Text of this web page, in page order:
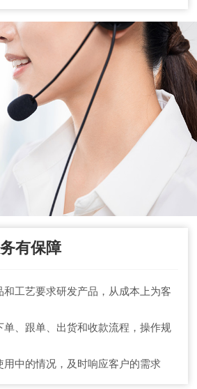
有保障
和工艺要求研发产品，从成本上为客
单、跟单、出货和收款流程，操作规
用中的情况，及时响应客户的需求